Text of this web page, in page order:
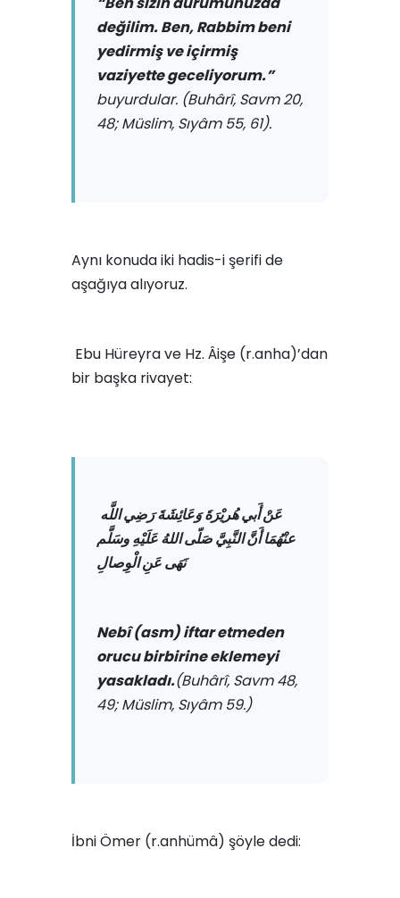
değilim. Ben, Rabbim beni
yedirmiş ve içirmiş
vaziyette geceliyorum.”
buyurdular. (Buhârî, Savm 20,
48; Müslim, Sıyâm 55, 61).
Aynı konuda iki hadis-i şerifi de
aşağıya alıyoruz.
Ebu Hüreyra ve Hz. Âişe (r.anha)’dan
bir başka rivayet:
عَنْ أَبي هُريْرَةَ وَعَائِشَةَ رَضِي اللَّه
عنْهُمَا أَنَّ النَّبِيَّ صَلّى اللهُ عَلَيْهِ وسَلَّم
نَهَى عَنِ الْوِصالِ
Nebî (asm) iftar etmeden
orucu birbirine eklemeyi
yasakladı.(Buhârî, Savm 48,
49; Müslim, Sıyâm 59.)
İbni Ömer (r.anhümâ) şöyle dedi: